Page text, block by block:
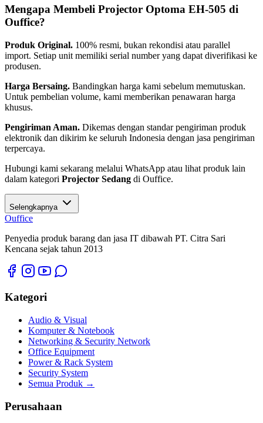
Mengapa Membeli Projector Optoma EH-505 di
Ouffice?
Produk Original. 100% resmi, bukan rekondisi atau parallel
import. Setiap unit memiliki serial number yang dapat diverifikasi ke
produsen.
Harga Bersaing. Bandingkan harga kami sebelum memutuskan.
Untuk pembelian volume, kami memberikan penawaran harga
khusus.
Pengiriman Aman. Dikemas dengan standar pengiriman produk
elektronik dan dikirim ke seluruh Indonesia dengan jasa pengiriman
terpercaya.
Hubungi kami sekarang melalui WhatsApp atau lihat produk lain
dalam kategori Projector Sedang di Ouffice.
Selengkapnya
Ouffice
Penyedia produk barang dan jasa IT dibawah PT. Citra Sari
Kencana sejak tahun 2013
Kategori
Audio & Visual
Komputer & Notebook
Networking & Security Network
Office Equipment
Power & Rack System
Security System
Semua Produk →
Perusahaan